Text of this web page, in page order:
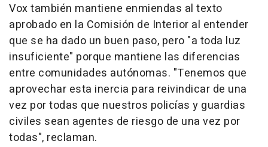
Vox también mantiene enmiendas al texto
aprobado en la Comisión de Interior al entender
que se ha dado un buen paso, pero "a toda luz
insuficiente" porque mantiene las diferencias
entre comunidades autónomas. "Tenemos que
aprovechar esta inercia para reivindicar de una
vez por todas que nuestros policías y guardias
civiles sean agentes de riesgo de una vez por
todas", reclaman.